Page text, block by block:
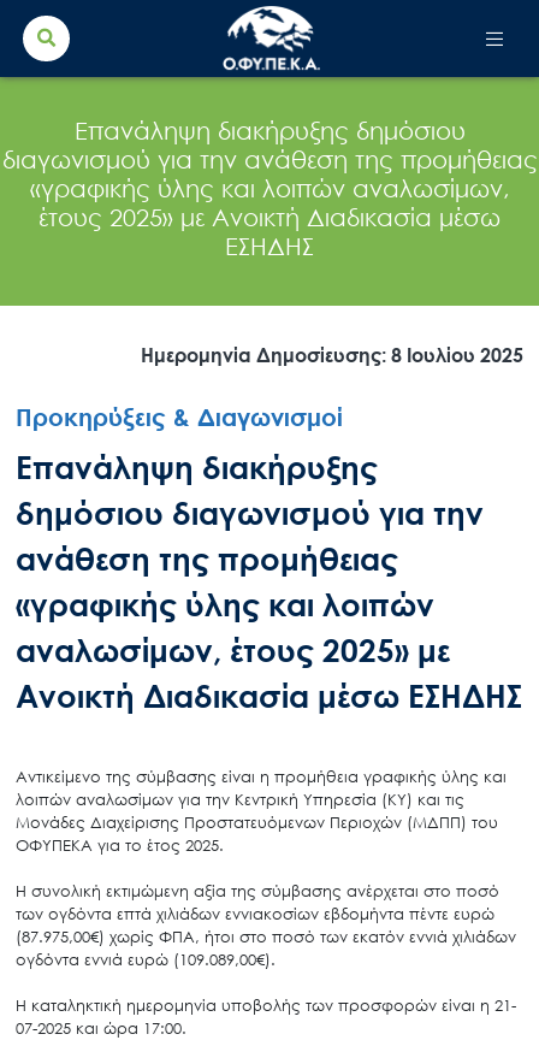
Search
for:
Επανάληψη διακήρυξης δημόσιου
διαγωνισμού για την ανάθεση της προμήθειας
«γραφικής ύλης και λοιπών αναλωσίμων,
έτους 2025» με Ανοικτή Διαδικασία μέσω
ΕΣΗΔΗΣ
Ημερομηνία Δημοσίευσης: 8 Ιουλίου 2025
Προκηρύξεις & Διαγωνισμοί
Επανάληψη διακήρυξης
δημόσιου διαγωνισμού για την
ανάθεση της προμήθειας
«γραφικής ύλης και λοιπών
αναλωσίμων, έτους 2025» με
Ανοικτή Διαδικασία μέσω ΕΣΗΔΗΣ
Αντικείμενο της σύμβασης είναι η προμήθεια γραφικής ύλης και
λοιπών αναλωσίμων για την Κεντρική Υπηρεσία (ΚΥ) και τις
Μονάδες Διαχείρισης Προστατευόμενων Περιοχών (ΜΔΠΠ) του
ΟΦΥΠΕΚΑ για το έτος 2025.
Η συνολική εκτιμώμενη αξία της σύμβασης ανέρχεται στο ποσό
των ογδόντα επτά χιλιάδων εννιακοσίων εβδομήντα πέντε ευρώ
(87.975,00€) χωρίς ΦΠΑ, ήτοι στο ποσό των εκατόν εννιά χιλιάδων
ογδόντα εννιά ευρώ (109.089,00€).
Η καταληκτική ημερομηνία υποβολής των προσφορών είναι η 21-
07-2025 και ώρα 17:00.